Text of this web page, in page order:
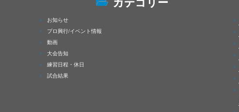
お知らせ
プロ興行/イベント情報
動画
大会告知
練習日程・休日
試合結果